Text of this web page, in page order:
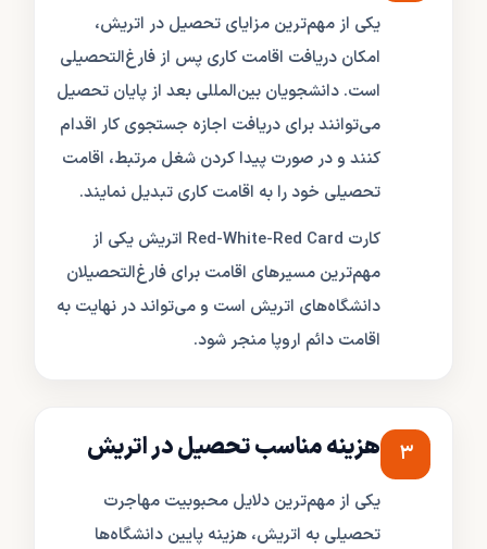
یکی از مهم‌ترین مزایای تحصیل در اتریش،
امکان دریافت اقامت کاری پس از فارغ‌التحصیلی
است. دانشجویان بین‌المللی بعد از پایان تحصیل
می‌توانند برای دریافت اجازه جستجوی کار اقدام
کنند و در صورت پیدا کردن شغل مرتبط، اقامت
تحصیلی خود را به اقامت کاری تبدیل نمایند.
کارت Red-White-Red Card اتریش یکی از
مهم‌ترین مسیرهای اقامت برای فارغ‌التحصیلان
دانشگاه‌های اتریش است و می‌تواند در نهایت به
اقامت دائم اروپا منجر شود.
۳ هزینه مناسب تحصیل در اتریش
یکی از مهم‌ترین دلایل محبوبیت مهاجرت
تحصیلی به اتریش، هزینه پایین دانشگاه‌ها